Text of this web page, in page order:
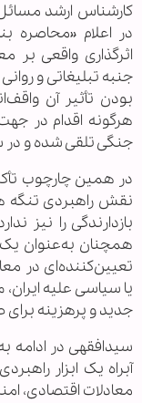
کارشناس ارشد
در اعلام «محاصره
اثرگذاری واقعی بر
جنبه تبلیغاتی و
بودن تأثیر آن
هرگونه اقدام در
جنگی تلقی شده و در
در همین چارچوب
نقش راهبردی تنگه
بازدارندگی را نیز
همچنان به‌عنوان یک
تعیین‌کننده‌ای در
یا سیاسی علیه
جدید و پرهزینه
سیدافقهی در ادامه
آبراه یک ابزار
معادلات اقتصادی،